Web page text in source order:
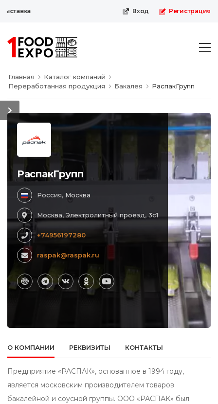
Вход Регистрация
Главная
Каталог компаний
Переработанная продукция
Бакалея РаспакГрупп
РаспакГрупп
Россия, Москва
Москва, Электролитный проезд, 3с1
+74956197280
raspak@raspak.ru
О КОМПАНИИ РЕКВИЗИТЫ КОНТАКТЫ
Предприятие «РАСПАК», основанное в 1994 году,
является московским производителем товаров
бакалейной и соусной группы. ООО «РАСПАК» был